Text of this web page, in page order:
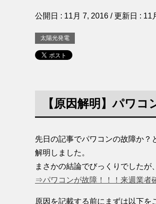
公開日 : 11月 7, 2016 / 更新日 : 11
太陽光発電
【原因解明】パワ
先日の記事でパワコンの故障か
解明しました。
まさかの結論でびっくりでしたが
⇒パワコンが故障！！！来週業者
原因を記載する前にまずは以下を